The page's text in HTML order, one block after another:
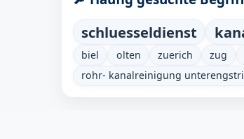
schluesseldienst
biel
olten zuerich zug
rohr- kanalreinigung